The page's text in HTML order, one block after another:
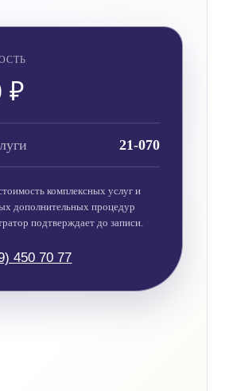
₽
21-070
комплексных услуг и
дополнительных процедур
подтверждает до записи.
450 70 77